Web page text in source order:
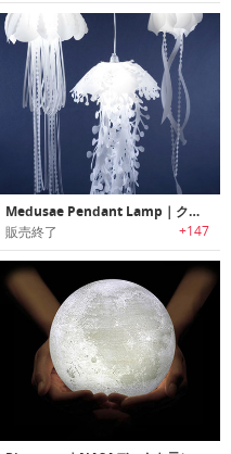
Medusae Pendant Lamp｜クラゲをモチーフにデザインされたランプ
販売終了 +147